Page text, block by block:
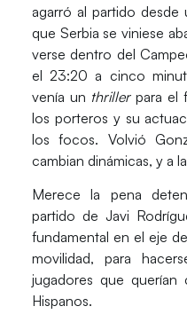
agarró al partido
que Serbia se viniese
verse dentro del
el 23:20 a cinco
venía un thrillerpara el
los porteros y su
los focos. Volvió
cambian dinámicas, y a
Merece la pena
partido de Javi
fundamental en el eje
movilidad, para
jugadores que
Hispanos.